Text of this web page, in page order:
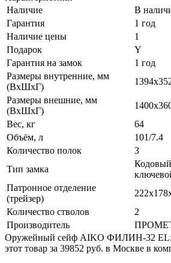
Наличие
В
Гарантия
1 год
Наличие цены
1
Подарок
Y
Гарантия на замок
1 год
Размеры внутренние, мм
(ВхШхГ)
Размеры внешние, мм
(ВхШхГ)
Вес, кг
64
Объём, л
101/7.4
Количество полок
3
Тип замка
Патронное отделение
(трейзер)
Количество стволов
2
Производитель
Оружейный сейф AIKO ФИЛИН-32 EL:
этот товар за 39852 руб. в Москве в